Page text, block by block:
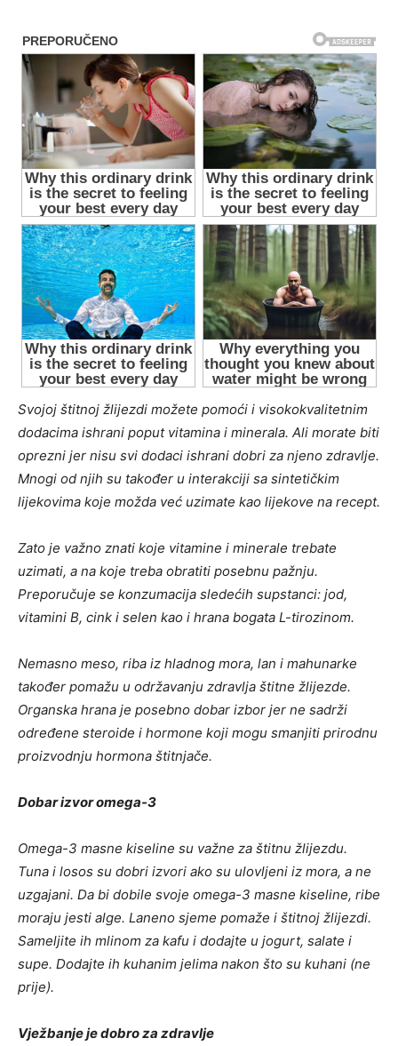
Svojoj štitnoj žlijezdi možete pomoći i visokokvalitetnim
dodacima ishrani poput vitamina i minerala. Ali morate biti
oprezni jer nisu svi dodaci ishrani dobri za njeno zdravlje.
Mnogi od njih su također u interakciji sa sintetičkim
lijekovima koje možda već uzimate kao lijekove na recept.
Zato je važno znati koje vitamine i minerale trebate
uzimati, a na koje treba obratiti posebnu pažnju.
Preporučuje se konzumacija sledećih supstanci: jod,
vitamini B, cink i selen kao i hrana bogata L-tirozinom.
Nemasno meso, riba iz hladnog mora, lan i mahunarke
također pomažu u održavanju zdravlja štitne žlijezde.
Organska hrana je posebno dobar izbor jer ne sadrži
određene steroide i hormone koji mogu smanjiti prirodnu
proizvodnju hormona štitnjače.
Dobar izvor omega-3
Omega-3 masne kiseline su važne za štitnu žlijezdu.
Tuna i losos su dobri izvori ako su ulovljeni iz mora, a ne
uzgajani. Da bi dobile svoje omega-3 masne kiseline, ribe
moraju jesti alge. Laneno sjeme pomaže i štitnoj žlijezdi.
Sameljite ih mlinom za kafu i dodajte u jogurt, salate i
supe. Dodajte ih kuhanim jelima nakon što su kuhani (ne
prije).
Vježbanje je dobro za zdravlje